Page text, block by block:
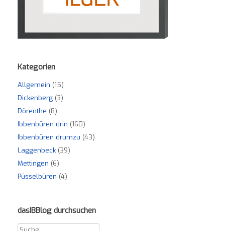
Kategorien
Allgemein (15)
Dickenberg (3)
Dörenthe (8)
Ibbenbüren drin (160)
Ibbenbüren drumzu (43)
Laggenbeck (39)
Mettingen (6)
Püsselbüren (4)
dasIBBlog durchsuchen